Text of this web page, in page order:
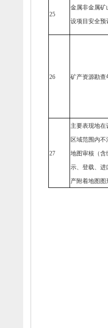
25
金属非金属矿
设项目安全预
26 矿产资源勘查
27
主要表现地
区域范围内
地图审核（含
示、登载、进
产附着地图图